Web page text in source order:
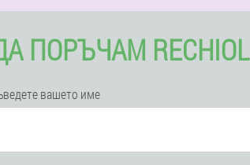
ПОРЪЧАМ RECHIOL
вашето име